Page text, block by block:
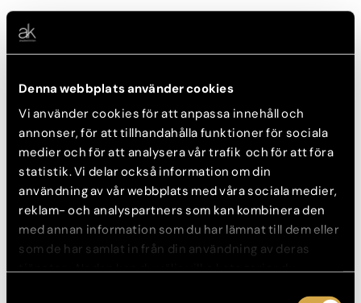
Denna webbplats använder cookies
Vi använder cookies för att anpassa innehåll och
annonser, för att tillhandahålla funktioner för sociala
medier och för att analysera vår trafik och för att föra
statistik. Vi delar också information om din
användning av vår webbplats med våra sociala medier,
reklam- och analyspartners som kan kombinera den
med annan information som du har lämnat till dem eller
som de har samlat in från din användning av deras
tjänster. Nedan kan du välja vilka kategorier du
Läs mer om bukplastik här >
Hudöverskott efter graviditet eller